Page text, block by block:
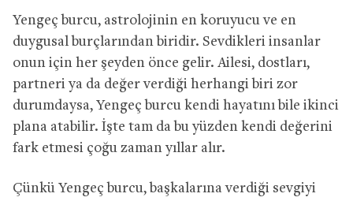
Yengeç burcu, astrolojinin en koruyucu ve en
duygusal burçlarından biridir. Sevdikleri insanlar
onun için her şeyden önce gelir. Ailesi, dostları,
partneri ya da değer verdiği herhangi biri zor
durumdaysa, Yengeç burcu kendi hayatını bile ikinci
plana atabilir. İşte tam da bu yüzden kendi değerini
fark etmesi çoğu zaman yıllar alır.
Çünkü Yengeç burcu, başkalarına verdiği sevgiyi